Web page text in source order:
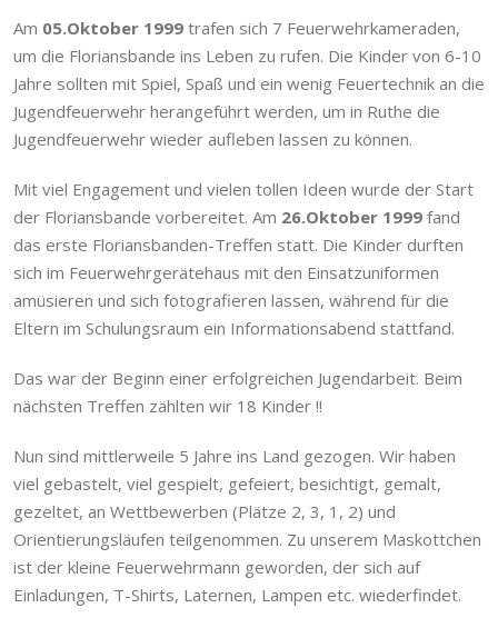
Am 05.Oktober 1999 trafen sich 7 Feuerwehrkameraden,
um die Floriansbande ins Leben zu rufen. Die Kinder von 6-10
Jahre sollten mit Spiel, Spaß und ein wenig Feuertechnik an die
Jugendfeuerwehr herangeführt werden, um in Ruthe die
Jugendfeuerwehr wieder aufleben lassen zu können.
Mit viel Engagement und vielen tollen Ideen wurde der Start
der Floriansbande vorbereitet. Am 26.Oktober 1999 fand
das erste Floriansbanden-Treffen statt. Die Kinder durften
sich im Feuerwehrgerätehaus mit den Einsatzuniformen
amüsieren und sich fotografieren lassen, während für die
Eltern im Schulungsraum ein Informationsabend stattfand.
Das war der Beginn einer erfolgreichen Jugendarbeit. Beim
nächsten Treffen zählten wir 18 Kinder !!
Nun sind mittlerweile 5 Jahre ins Land gezogen. Wir haben
viel gebastelt, viel gespielt, gefeiert, besichtigt, gemalt,
gezeltet, an Wettbewerben (Plätze 2, 3, 1, 2) und
Orientierungsläufen teilgenommen. Zu unserem Maskottchen
ist der kleine Feuerwehrmann geworden, der sich auf
Einladungen, T-Shirts, Laternen, Lampen etc. wiederfindet.